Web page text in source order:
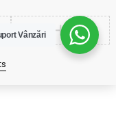
Vânzări